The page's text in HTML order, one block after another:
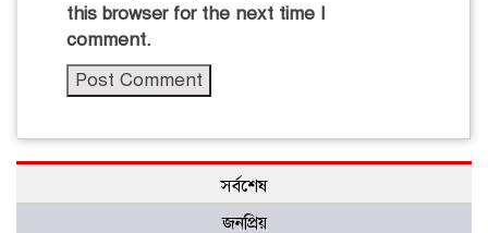
this browser for the next time I
comment.
সর্বশেষ
জনপ্রিয়